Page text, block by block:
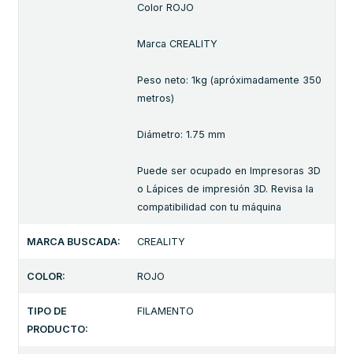
Color ROJO
Marca CREALITY
Peso neto: 1kg (apróximadamente 350
metros)
Diámetro: 1.75 mm
Puede ser ocupado en Impresoras 3D
o Lápices de impresión 3D. Revisa la
compatibilidad con tu máquina
MARCA BUSCADA: CREALITY
COLOR: ROJO
TIPO DE
PRODUCTO:
FILAMENTO